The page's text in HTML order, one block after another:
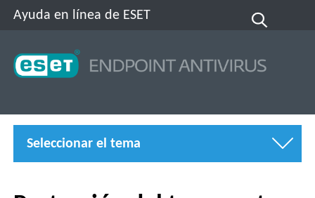
Ayuda en línea de ESET
Seleccionar el tema